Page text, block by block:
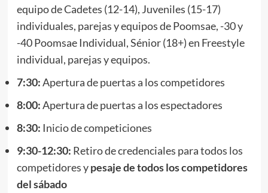
equipo de Cadetes (12-14), Juveniles (15-17)
individuales, parejas y equipos de Poomsae, -30 y
-40 Poomsae Individual, Sénior (18+) en Freestyle
individual, parejas y equipos.
7:30:Apertura de puertas a los competidores
8:00:Apertura de puertas a los espectadores
8:30: Inicio de competiciones
9:30-12:30: Retiro de credenciales para todos los
competidores ypesaje de todos los competidores
del sábado